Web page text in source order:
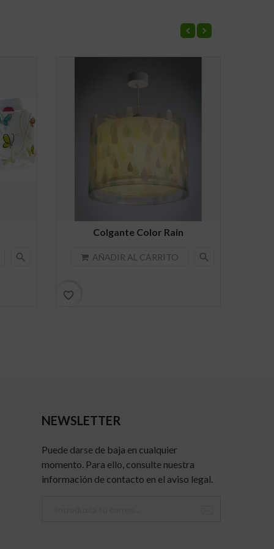
search
Colgante Color Rain
AÑADIR AL CARRITO search
favorite_border
NEWSLETTER
Puede darse de baja en cualquier
momento. Para ello, consulte nuestra
información de contacto en el aviso legal.